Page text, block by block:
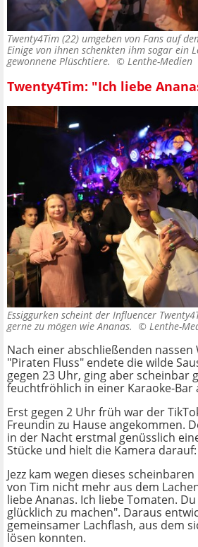
Twenty4Tim (22) umgeben von Fans auf
Einige von ihnen schenkten ihm sogar ein
gewonnene Plüschtiere. © Lenthe-Medien
Twenty4Tim: "Ich liebe
Essiggurken scheint der Influencer
gerne zu mögen wie Ananas. © Lenthe-
Nach einer abschließenden
"Piraten Fluss" endete die wilde
gegen 23 Uhr, ging aber scheinbar
feuchtfröhlich in einer Karaoke-Bar
Erst gegen 2 Uhr früh war der
Freundin zu Hause angekommen.
in der Nacht erstmal genüsslich
Stücke und hielt die Kamera
Jezz kam wegen dieses
von Tim nicht mehr aus dem
liebe Ananas. Ich liebe Tomaten.
glücklich zu machen". Daraus
gemeinsamer Lachflash, aus dem
lösen konnten.